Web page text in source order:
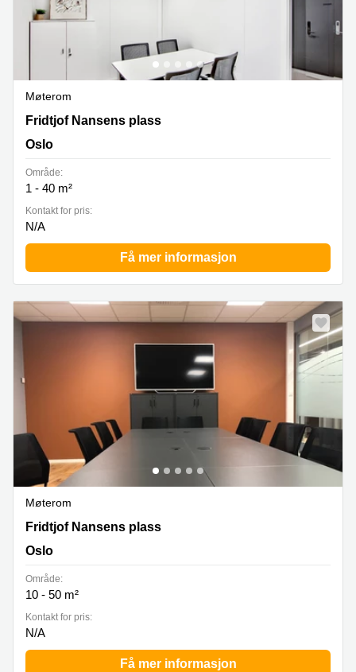
Møterom
Fridtjof Nansenplass 4, Oslo
Fridtjof Nansens plass
Oslo
Område:
1 - 40 m²
Kontakt for pris:
N/A
Få mer informasjon
Møterom
Fridtjof Nansen plass 4, Oslo
Fridtjof Nansens plass
Oslo
Område:
10 - 50 m²
Kontakt for pris:
N/A
Få mer informasjon